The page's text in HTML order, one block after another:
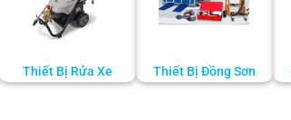
Thiết Bị Rửa Xe Thiết Bị Đồng Sơn